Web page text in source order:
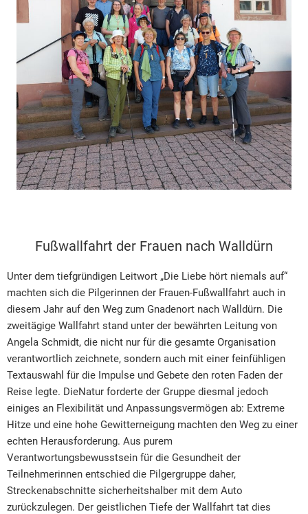
Fußwallfahrt der Frauen nach Walldürn
Unter dem tiefgründigen Leitwort „Die Liebe hört niemals auf“
machten sich die Pilgerinnen der Frauen-Fußwallfahrt auch in
diesem Jahr auf den Weg zum Gnadenort nach Walldürn. Die
zweitägige Wallfahrt stand unter der bewährten Leitung von
Angela Schmidt, die nicht nur für die gesamte Organisation
verantwortlich zeichnete, sondern auch mit einer feinfühligen
Textauswahl für die Impulse und Gebete den roten Faden der
Reise legte. DieNatur forderte der Gruppe diesmal jedoch
einiges an Flexibilität und Anpassungsvermögen ab: Extreme
Hitze und eine hohe Gewitterneigung machten den Weg zu einer
echten Herausforderung. Aus purem
Verantwortungsbewusstsein für die Gesundheit der
Teilnehmerinnen entschied die Pilgergruppe daher,
Streckenabschnitte sicherheitshalber mit dem Auto
zurückzulegen. Der geistlichen Tiefe der Wallfahrt tat dies